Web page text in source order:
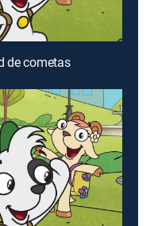
de cometas